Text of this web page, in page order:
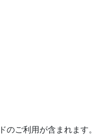
ご利用が含まれます。